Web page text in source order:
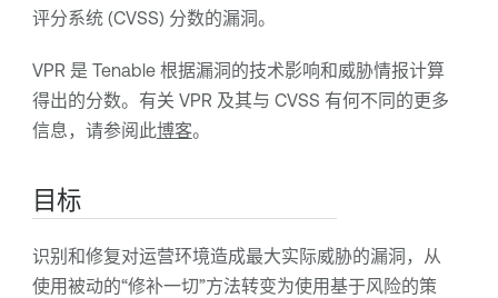
评分系统 (CVSS) 分数的漏洞。
VPR 是 Tenable根据漏洞的技术影响和威胁情报计算
得出的分数。有关 VPR 及其与 CVSS 有何不同的更多
信息，请参阅此博客。
目标
识别和修复对运营环境造成最大实际威胁的漏洞，从
使用被动的“修补一切”方法转变为使用基于风险的策